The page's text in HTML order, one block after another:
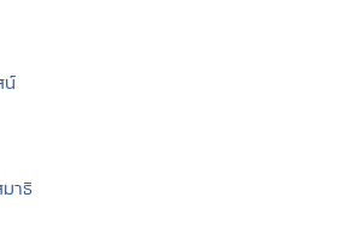
น์
าธิ